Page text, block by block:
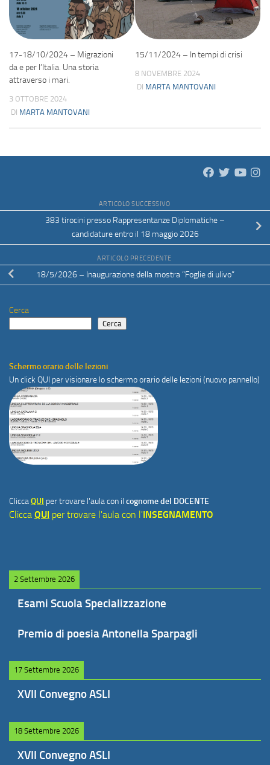
17-18/10/2024 – Migrazioni
da e per l’Italia. Una storia
attraverso i mari.
3 OTTOBRE 2024
DI MARTA MANTOVANI
15/11/2024 – In tempi di crisi
8 NOVEMBRE 2024
DI MARTA MANTOVANI
ARTICOLO SUCCESSIVO
383 tirocini presso Rappresentanze Diplomatiche –
candidature entro il 18 maggio 2026
ARTICOLO PRECEDENTE
18/5/2026 – Inaugurazione della mostra “Foglie di ulivo”
Cerca
Cerca
Schermo orario delle lezioni
Un click QUI per visionare lo schermo orario delle lezioni (nuovo pannello)
CliccaQUI per trovare l'aula con il cognome del DOCENTE
Clicca QUI per trovare l'aula con l'INSEGNAMENTO
2 Settembre 2026
Esami Scuola Specializzazione
Premio di poesia Antonella Sparpagli
17 Settembre 2026
XVII Convegno ASLI
18 Settembre 2026
XVII Convegno ASLI